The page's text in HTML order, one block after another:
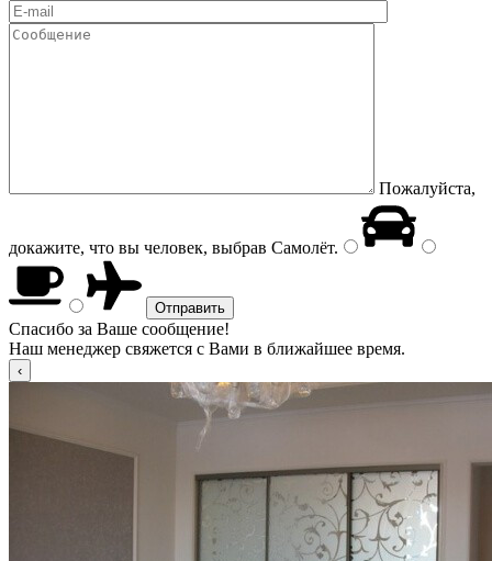
Пожалуйста,
докажите, что вы человек, выбрав Самолёт.
Спасибо за Ваше сообщение!
Наш менеджер свяжется с Вами в ближайшее время.